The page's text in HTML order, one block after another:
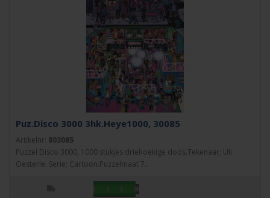
Puz.Disco 3000 3hk.Heye1000, 30085
Artikelnr: 803085
Puzzel Disco 3000, 1000 stukjes driehoekige doos.Tekenaar; Uli
Oesterle. Serie; Cartoon.Puzzelmaat 7..